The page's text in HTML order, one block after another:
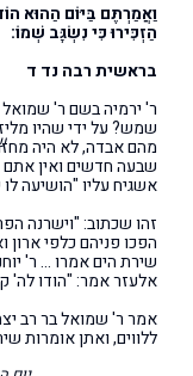
וַאֲמַרְתֶּם בַּיּוֹם הַהוּא
הַזְכִּירוּ כִּי נִשְׂגָּב שְׁמוֹ:
בראשית רבה נד ד
ר' ירמיה בשם ר'
שמש? על ידי שהיו
מהם אבדה, לא היה
שבעה חדשים ואין אתם
אשגיח עליו "הושיעה
זהו שכתוב: "וישרנה
הפכו פניהם כלפי
שירת הים אמרו … ר'
אלעזר אמר: "הודו לה'
אמר ר' שמואל בר רב
ללווים, ואתן אומרות